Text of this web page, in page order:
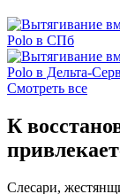
Смотреть все
К
Слесари,